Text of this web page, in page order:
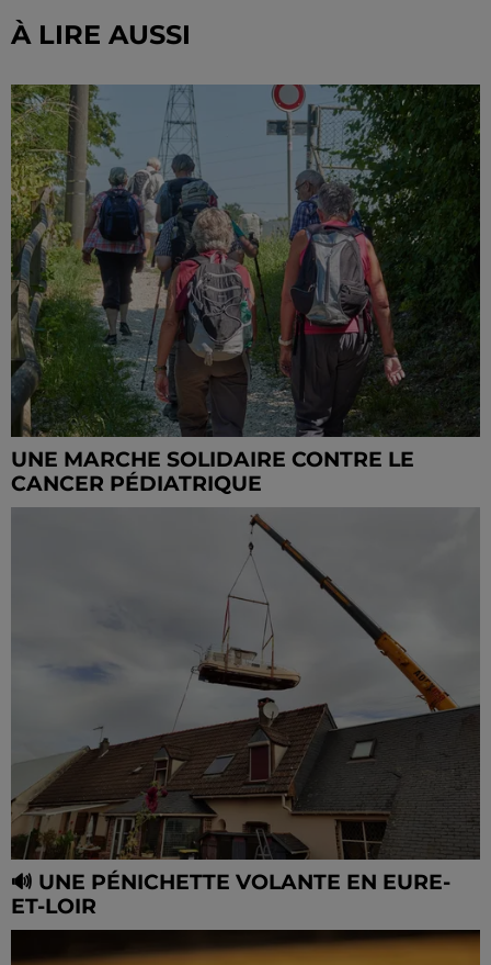
À LIRE AUSSI
UNE MARCHE SOLIDAIRE CONTRE LE
CANCER PÉDIATRIQUE
🔊 UNE PÉNICHETTE VOLANTE EN EURE-
ET-LOIR